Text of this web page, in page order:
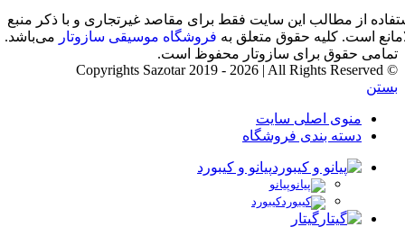
از مطالب این سایت فقط برای مقاصد غیرتجاری و با ذکر منبع
است. کلیه حقوق متعلق به فروشگاه موسیقی سازوتار می‌باشد.
تمامی حقوق برای سازوتار محفوظ است.
© Copyrights Sazotar 2019 - 2026 | All Rights Reserved
بستن
منوی اصلی سایت
دسته بندی فروشگاه
پیانو و کیبورد
پیانو
کیبورد
گیتار